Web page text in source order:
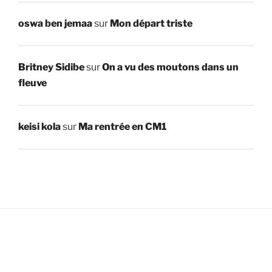
oswa ben jemaasur Mon départ triste
Britney SidibesurOn a vu des moutons dans un
fleuve
keisi kolasur Ma rentrée en CM1